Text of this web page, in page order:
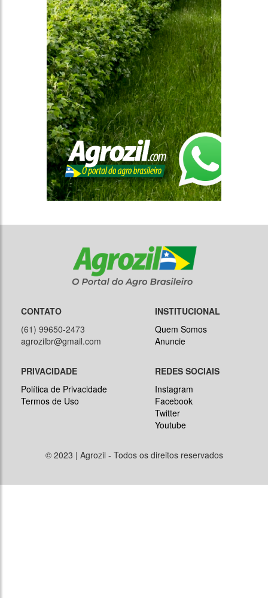
CONTATO
(61) 99650-2473
agrozilbr@gmail.com
INSTITUCIONAL
Quem Somos
Anuncie
PRIVACIDADE
Política de Privacidade
Termos de Uso
REDES SOCIAIS
Instagram
Facebook
Twitter
Youtube
© 2023 | Agrozil - Todos os direitos reservados